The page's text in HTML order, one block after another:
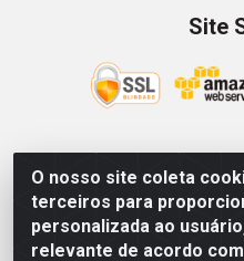
O nosso site coleta
terceiros para
personalizada ao
relevante de acordo
Site
Zein Importação e Comércio
- 12º e 13º andar -